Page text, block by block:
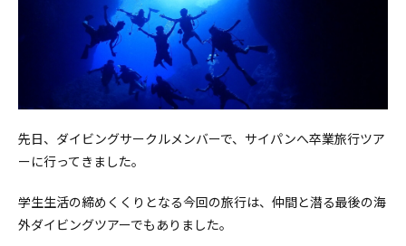
先日、ダイビングサークルメンバーで、 サイパンへ卒業旅行ツア
ーに行ってきました。
学生生活の締めくくりとなる今回の旅行は、 仲間と潜る最後の海
外ダイビングツアーでもありました。